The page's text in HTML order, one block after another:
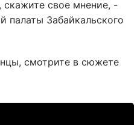
скажите свое мнение, -
палаты Забайкальского
смотрите в сюжете